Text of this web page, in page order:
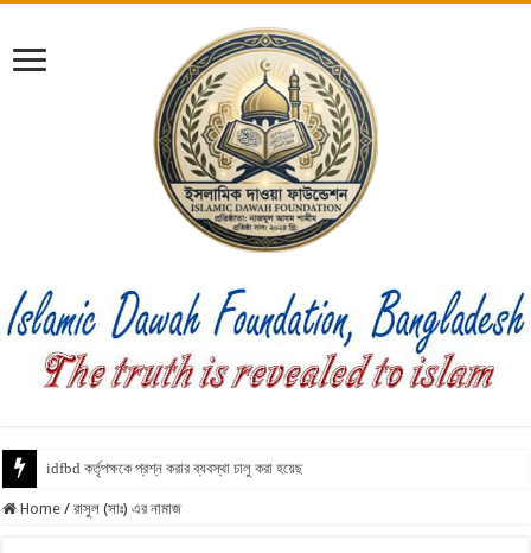
idfbd কর্তৃপক্ষকে প্রশ্ন করার ব্যবস্থা চালু করা হয়েছে
Home / রাসুল (সাঃ) এর নামাজ